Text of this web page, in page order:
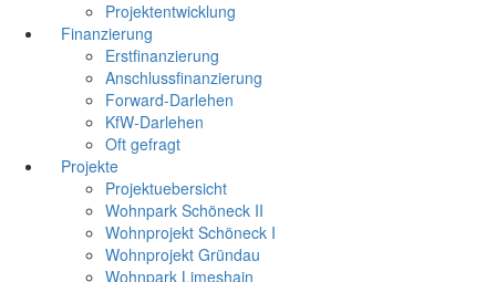
Projektentwicklung
Finanzierung
Erstfinanzierung
Anschlussfinanzierung
Forward-Darlehen
KfW-Darlehen
Oft gefragt
Projekte
Projektuebersicht
Wohnpark Schöneck II
Wohnprojekt Schöneck I
Wohnprojekt Gründau
Wohnpark Limeshain